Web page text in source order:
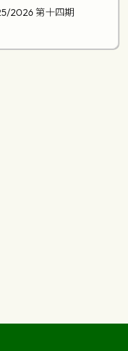
2026 第十四期